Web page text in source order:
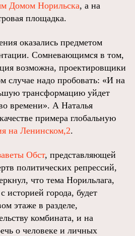
Домом Норильска, а на
площадка.
оказались предметом
Сомневающимся в том,
возможна, проектировщики
случае надо пробовать: «И на
трансформацию уйдет
времени». А Наталья
примера глобальную
на Ленинском,2.
Обст, представляющей
политических репрессий,
что тема Норильлага,
историей города, будет
этаже в разделе,
комбината, и на
о человеке и личных